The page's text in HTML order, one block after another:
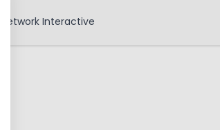
Network Interactive